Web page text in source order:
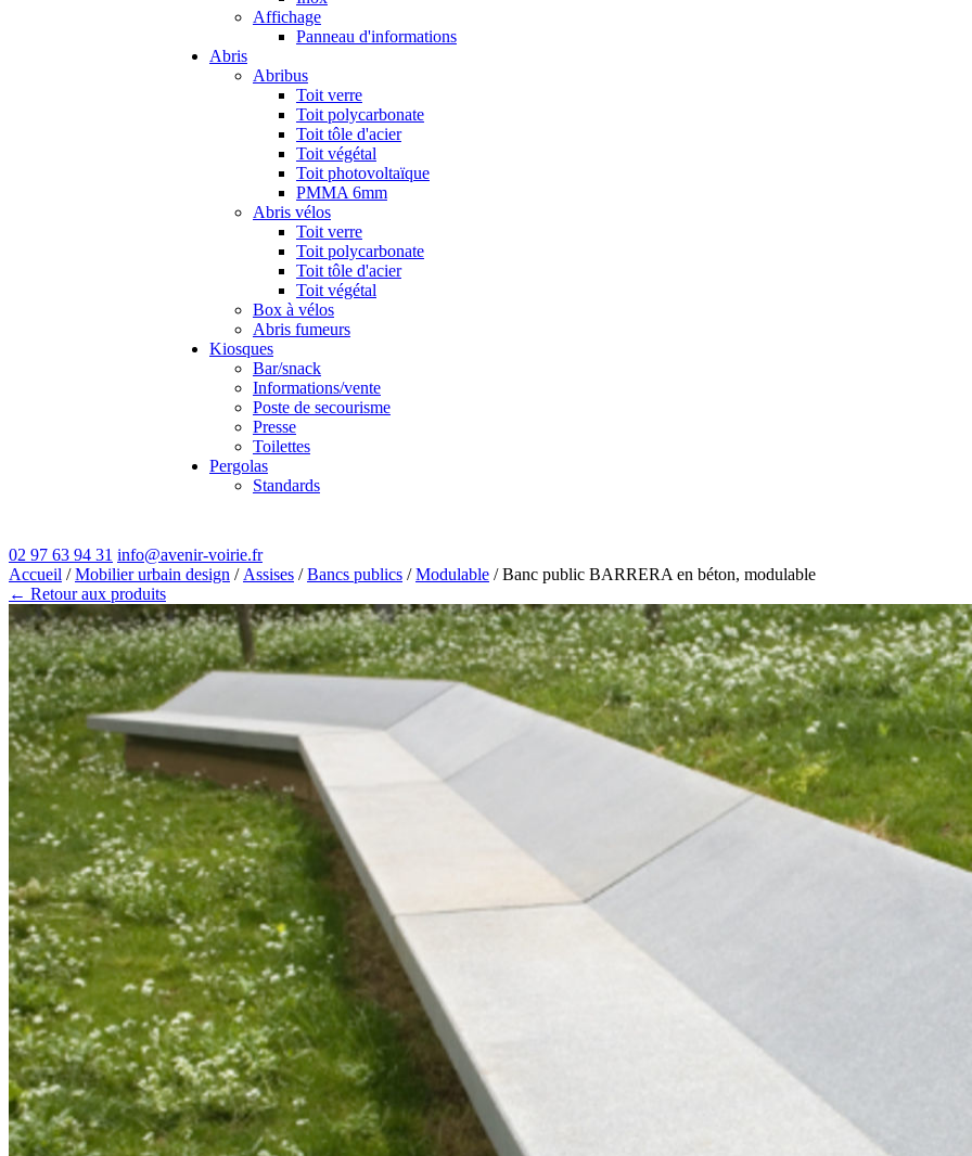
Affichage
Panneau d'informations
Abris
Abribus
Toit verre
Toit polycarbonate
Toit tôle d'acier
Toit végétal
Toit photovoltaïque
PMMA 6mm
Abris vélos
Toit verre
Toit polycarbonate
Toit tôle d'acier
Toit végétal
Box à vélos
Abris fumeurs
Kiosques
Bar/snack
Informations/vente
Poste de secourisme
Presse
Toilettes
Pergolas
Standards
02 97 63 94 31 info@avenir-voirie.fr
Accueil /Mobilier urbain design / Assises /Bancs publics /Modulable / Banc public BARRERA en béton, modulable
← Retour aux produits